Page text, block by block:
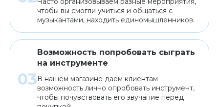
чтобы вы смогли учиться и общаться с
музыкантами, находить единомышленников.
Возможность попробовать сыграть
на инструменте
В нашем магазине даем клиентам
возможность лично опробовать инструмент,
чтобы почувствовать его звучание перед